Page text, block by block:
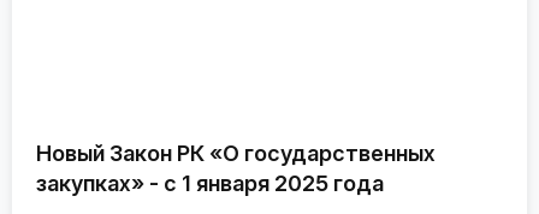
Новый Закон РК «О государственных
закупках» - с 1 января 2025 года